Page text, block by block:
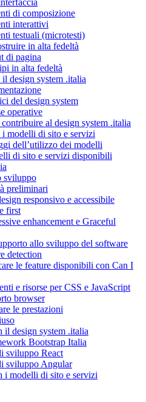
di composizione
interattivi
testuali (microtesti)
in alta fedeltà
di pagina
in alta fedeltà
design system .italia
del design system
operative
al design system .italia
i modelli di sito e servizi
dell’utilizzo dei modelli
di sito e servizi disponibili
sviluppo
preliminari
responsivo e accessibile
first
enhancement e Graceful
allo sviluppo del software
detection
le feature disponibili con Can I
e risorse per CSS e JavaScript
browser
le prestazioni
il design system .italia
Bootstrap Italia
sviluppo React
sviluppo Angular
i modelli di sito e servizi